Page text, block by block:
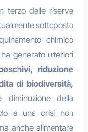
terzo delle riserve
sottoposto
chimico
generato ulteriori
riduzione
di biodiversità,
della
a una crisi non
anche alimentare